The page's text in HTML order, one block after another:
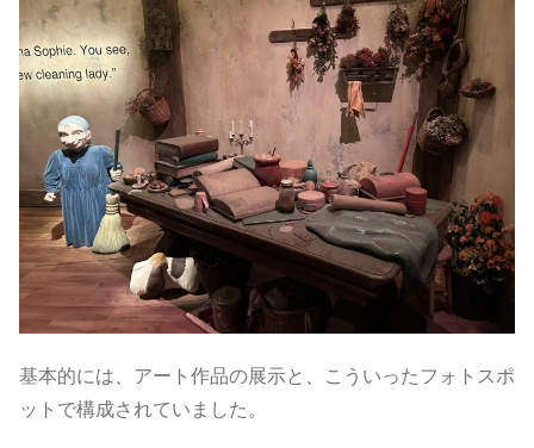
基本的には、アート作品の展示と、こういったフォトスポ
ットで構成されていました。